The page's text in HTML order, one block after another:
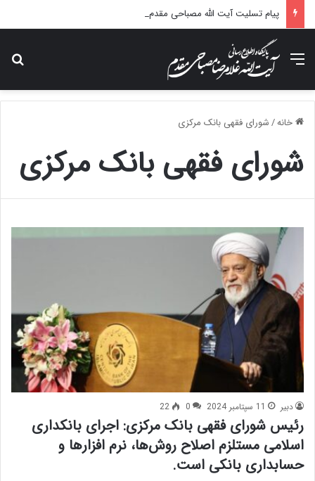
منو
خانه/شورای فقهی بانک مرکزی
شورای فقهی بانک مرکزی
دبیر 11 سپتامبر 2024 0
22
رئیس شورای فقهی بانک مرکزی: اجرای بانکداری
اسلامی مستلزم اصلاح روش‌ها، نرم افزارها و
حسابداری بانکی است.